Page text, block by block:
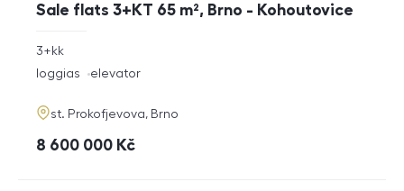
Sale flats 3+KT 65 m², Brno - Kohoutovice
rozměry
disposition
3+kk
funkce
loggias elevator
adresa
st. Prokofjevova, Brno
cena
8 600 000 Kč